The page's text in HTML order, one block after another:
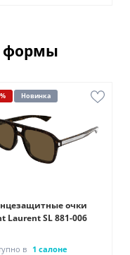
формы
Новинка
очки
Laurent SL 881-006
в 1 салоне